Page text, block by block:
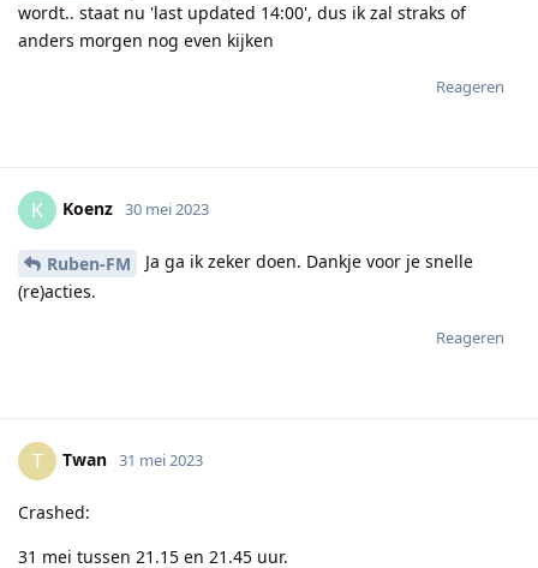
wordt.. staat nu 'last updated 14:00', dus ik zal straks of
anders morgen nog even kijken
Reageren
K Koenz 30 mei 2023
Ruben-FM
Ja ga ik zeker doen. Dankje voor je snelle
(re)acties.
Reageren
T Twan 31 mei 2023
Crashed:
31 mei tussen 21.15 en 21.45 uur.